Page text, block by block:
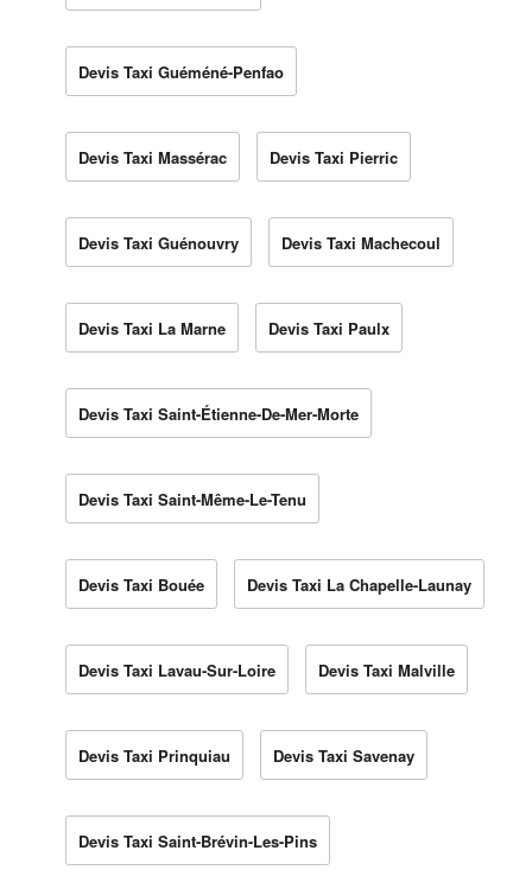
Devis Taxi Guéméné-Penfao
Devis Taxi Massérac Devis Taxi Pierric
Devis Taxi Guénouvry Devis Taxi Machecoul
Devis Taxi La Marne Devis Taxi Paulx
Devis Taxi Saint-Étienne-De-Mer-Morte
Devis Taxi Saint-Même-Le-Tenu
Devis Taxi Bouée Devis Taxi La Chapelle-Launay
Devis Taxi Lavau-Sur-Loire Devis Taxi Malville
Devis Taxi Prinquiau Devis Taxi Savenay
Devis Taxi Saint-Brévin-Les-Pins